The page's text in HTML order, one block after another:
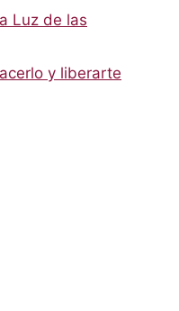
Luz de las
y liberarte